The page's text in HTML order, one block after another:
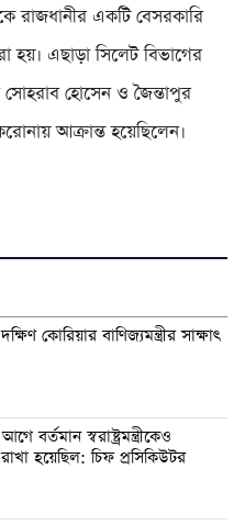
রাজধানীর একটি বেসরকারি
হয়। এছাড়া সিলেট বিভাগের
সোহরাব হোসেন ও জৈন্তাপুর
আক্রান্ত হয়েছিলেন।
দক্ষিণ কোরিয়ার বাণিজ্যমন্ত্রীর সাক্ষাৎ
বর্তমান স্বরাষ্ট্রমন্ত্রীকেও
হয়েছিল: চিফ প্রসিকিউটর